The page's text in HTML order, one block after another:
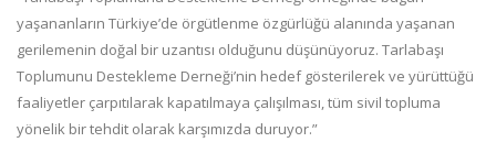
yaşananların Türkiye’de örgütlenme özgürlüğü alanında yaşanan
gerilemenin doğal bir uzantısı olduğunu düşünüyoruz. Tarlabaşı
Toplumunu Destekleme Derneği’nin hedef gösterilerek ve yürüttüğü
faaliyetler çarpıtılarak kapatılmaya çalışılması, tüm sivil topluma
yönelik bir tehdit olarak karşımızda duruyor.”